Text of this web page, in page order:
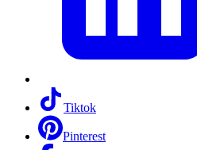
Tiktok
Pinterest